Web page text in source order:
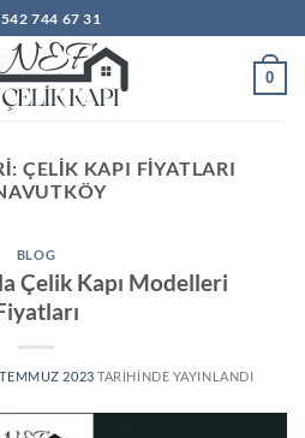
744 67 31
0
ÇELIK KAPI FIYATLARI
BLOG
Çelik Kapı Modelleri
2023 TARIHINDE YAYINLANDI